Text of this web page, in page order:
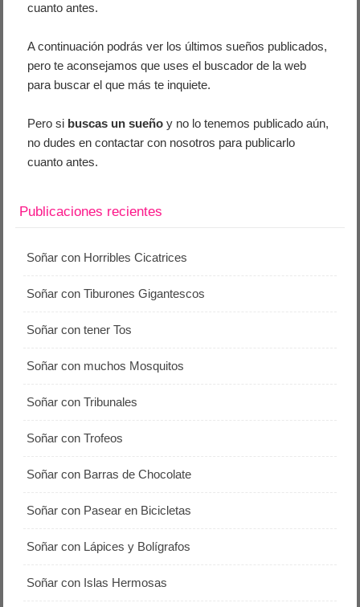
cuanto antes.
A continuación podrás ver los últimos sueños publicados,
pero te aconsejamos que uses el buscador de la web
para buscar el que más te inquiete.
Pero si buscas un sueño y no lo tenemos publicado aún,
no dudes en contactar con nosotros para publicarlo
cuanto antes.
Publicaciones recientes
Soñar con Horribles Cicatrices
Soñar con Tiburones Gigantescos
Soñar con tener Tos
Soñar con muchos Mosquitos
Soñar con Tribunales
Soñar con Trofeos
Soñar con Barras de Chocolate
Soñar con Pasear en Bicicletas
Soñar con Lápices y Bolígrafos
Soñar con Islas Hermosas